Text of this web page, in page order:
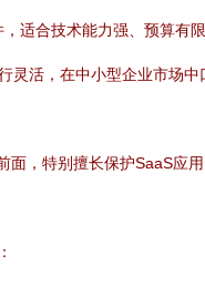
适合技术能力强、预算有
灵活，在中小型企业市场中
，特别擅长保护SaaS应